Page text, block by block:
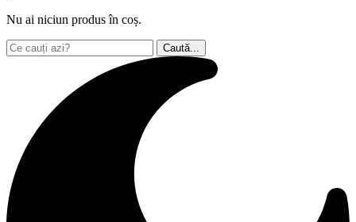
Nu ai niciun produs în coș.